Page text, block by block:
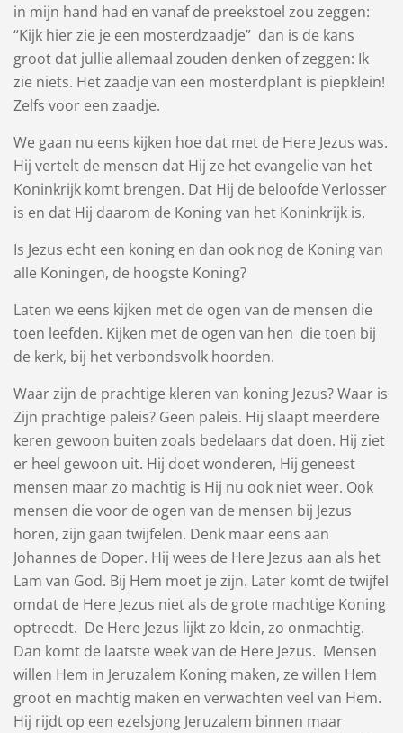
in mijn hand had en vanaf de preekstoel zou zeggen:
“Kijk hier zie je een mosterdzaadje” dan is de kans
groot dat jullie allemaal zouden denken of zeggen: Ik
zie niets. Het zaadje van een mosterdplant is piepklein!
Zelfs voor een zaadje.
We gaan nu eens kijken hoe dat met de Here Jezus was.
Hij vertelt de mensen dat Hij ze het evangelie van het
Koninkrijk komt brengen. Dat Hij de beloofde Verlosser
is en dat Hij daarom de Koning van het Koninkrijk is.
Is Jezus echt een koning en dan ook nog de Koning van
alle Koningen, de hoogste Koning?
Laten we eens kijken met de ogen van de mensen die
toen leefden. Kijken met de ogen van hen die toen bij
de kerk, bij het verbondsvolk hoorden.
Waar zijn de prachtige kleren van koning Jezus? Waar is
Zijn prachtige paleis? Geen paleis. Hij slaapt meerdere
keren gewoon buiten zoals bedelaars dat doen. Hij ziet
er heel gewoon uit. Hij doet wonderen, Hij geneest
mensen maar zo machtig is Hij nu ook niet weer. Ook
mensen die voor de ogen van de mensen bij Jezus
horen, zijn gaan twijfelen. Denk maar eens aan
Johannes de Doper. Hij wees de Here Jezus aan als het
Lam van God. Bij Hem moet je zijn. Later komt de twijfel
omdat de Here Jezus niet als de grote machtige Koning
optreedt. De Here Jezus lijkt zo klein, zo onmachtig.
Dan komt de laatste week van de Here Jezus. Mensen
willen Hem in Jeruzalem Koning maken, ze willen Hem
groot en machtig maken en verwachten veel van Hem.
Hij rijdt op een ezelsjong Jeruzalem binnen maar